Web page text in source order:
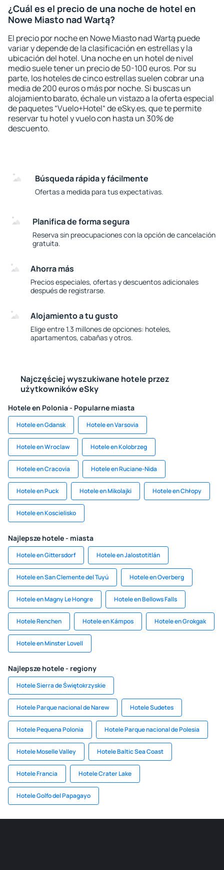
¿Cuál es el precio de una noche de hotel en
Nowe Miasto nad Wartą?
El precio por noche en Nowe Miasto nad Wartą puede
variar y depende de la clasificación en estrellas y la
ubicación del hotel. Una noche en un hotel de nivel
medio suele tener un precio de 50-100 euros. Por su
parte, los hoteles de cinco estrellas suelen cobrar una
media de 200 euros o más por noche. Si buscas un
alojamiento barato, échale un vistazo a la oferta especial
de paquetes “Vuelo+Hotel“ de eSky.es, que te permite
reservar tu hotel y vuelo con hasta un 30% de
descuento.
Búsqueda rápida y fácilmente
Ofertas a medida para tus expectativas.
Planifica de forma segura
Reserva sin preocupaciones con la opción de cancelación
gratuita.
Ahorra más
Precios especiales, ofertas y descuentos adicionales
después de registrarse.
Alojamiento a tu gusto
Elige entre 1.3 millones de opciones: hoteles,
apartamentos, cabañas y otros.
Najczęściej wyszukiwane hotele przez
użytkowników eSky
Hotele en Polonia - Popularne miasta
Hotele en Gdansk Hotele en Varsovia
Hotele en Wroclaw Hotele en Kolobrzeg
Hotele en Cracovia Hotele en Ruciane-Nida
Hotele en Puck Hotele en Mikolajki Hotele en Chłopy
Hotele en Koscielisko
Najlepsze hotele - miasta
Hotele en Gittersdorf Hotele en Jalostotitlán
Hotele en San Clemente del Tuyú Hotele en Overberg
Hotele en Magny Le Hongre Hotele en Bellows Falls
Hotele Renchen Hotele en Kámpos Hotele en Grokgak
Hotele en Minster Lovell
Najlepsze hotele - regiony
Hotele Sierra de Świętokrzyskie
Hotele Parque nacional de Narew Hotele Sudetes
Hotele Pequena Polonia Hotele Parque nacional de Polesia
Hotele Moselle Valley Hotele Baltic Sea Coast
Hotele Francia Hotele Crater Lake
Hotele Golfo del Papagayo